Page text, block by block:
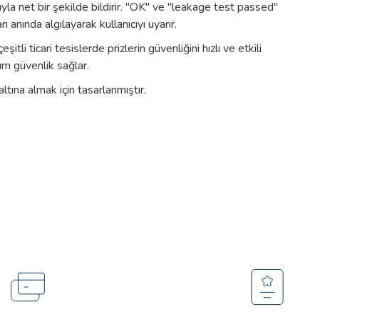
net bir şekilde bildirir. "OK" ve "leakage test passed"
algılayarak kullanıcıyı uyarır.
ticari tesislerde prizlerin güvenliğini hızlı ve etkili
güvenlik sağlar.
almak için tasarlanmıştır.